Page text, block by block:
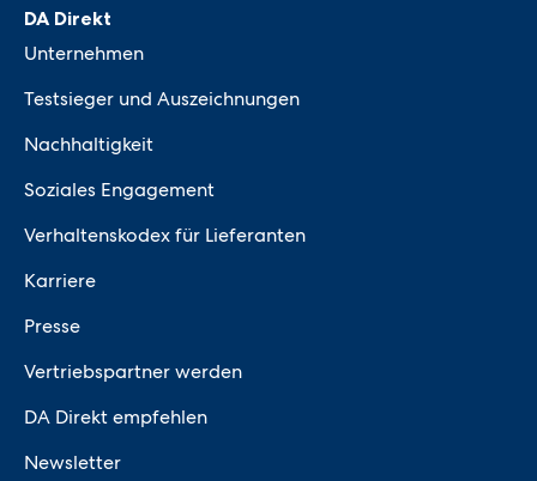
DA Direkt
Unternehmen
Testsieger und Auszeichnungen
Nachhaltigkeit
Soziales Engagement
Verhaltenskodex für Lieferanten
Karriere
Presse
Vertriebspartner werden
DA Direkt empfehlen
Newsletter